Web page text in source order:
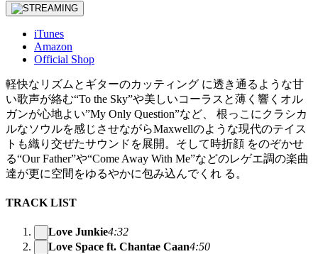
iTunes
Amazon
Official Shop
軽快なリズムとギターのカッティング に透き通るような甘
い歌声が絡む“To the Sky”や美しいコーラスと薄く響くオル
ガンが心地よい”My Only Question”など、 根っこにクラシカ
ルなソウルを感じさせながらMaxwellのような現代のテイス
トも織り交ぜたサウンドを展開。そして時折顔 をのぞかせ
る“Our Father”や“Come Away With Me”などのレゲエ調の楽曲
達が更に空間をゆるやかに包み込んでくれ る。
TRACK LIST
Love Junkie4:32
Love Space ft. Chantae Caan4:50